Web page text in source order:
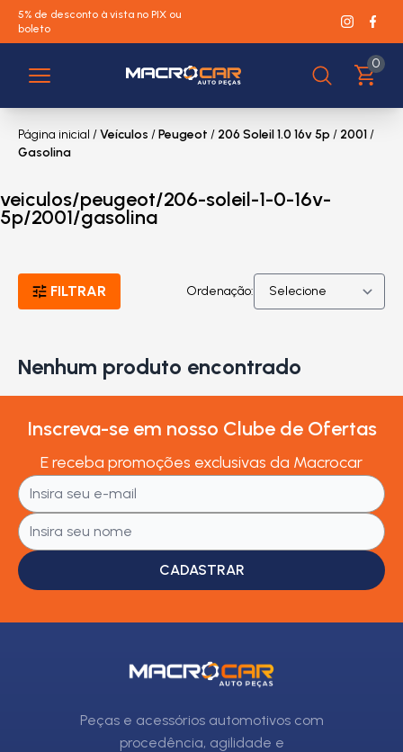
5% de desconto à vista no PIX ou
boleto
0
Página inicial /Veículos /Peugeot / 206 Soleil 1.0 16v 5p/ 2001/
Gasolina
veiculos/peugeot/206-soleil-1-0-16v-
5p/2001/gasolina
FILTRAR Ordenação:
Nenhum produto encontrado
Inscreva-se em nosso Clube de Ofertas
E receba promoções exclusivas da Macrocar
CADASTRAR
Peças e acessórios automotivos com
procedência, agilidade e